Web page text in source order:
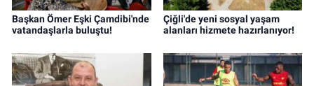
Başkan Ömer Eşki Çamdibi'nde
vatandaşlarla buluştu!
Çiğli'de yeni sosyal yaşam
alanları hizmete hazırlanıyor!